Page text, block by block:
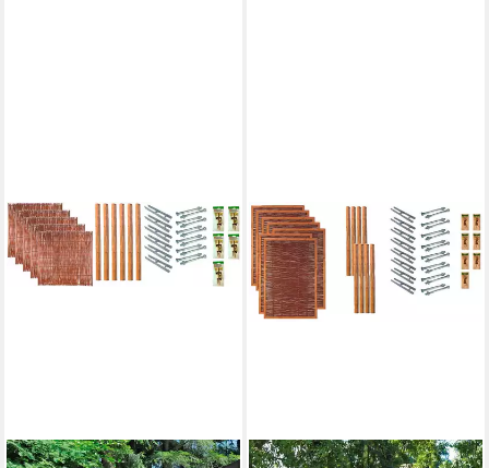
TETZNER & JENTZSCH TETZNER & JENTZSCH